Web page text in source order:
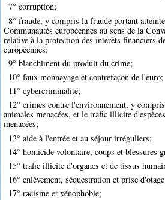
7° corruption;
8° fraude, y compris la fraude portant
Communautés européennes au sens de la
relative à la protection des intérêts financiers
européennes;
9° blanchiment du produit du crime;
10° faux monnayage et contrefaçon de l'euro;
11° cybercriminalité;
12° crimes contre l'environnement, y
animales menacées, et le trafic illicite
menacées;
13° aide à l'entrée et au séjour irréguliers;
14° homicide volontaire, coups et blessures
15° trafic illicite d'organes et de tissus
16° enlèvement, séquestration et prise
17° racisme et xénophobie;